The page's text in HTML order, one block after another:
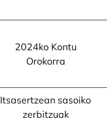
2024ko Kontu
Orokorra
Itsasertzean sasoiko
zerbitzuak